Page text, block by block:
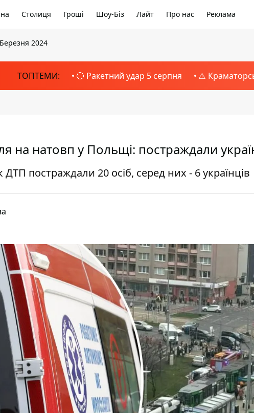
Столиця Гроші Шоу-Біз Лайт Про нас Реклама
2024
ТОПТЕМИ: 🔴 Ракетний удар 5 серпня ⚠️
на натовп у Польщі: постраждали
ДТП постраждали 20 осіб, серед них - 6 українців